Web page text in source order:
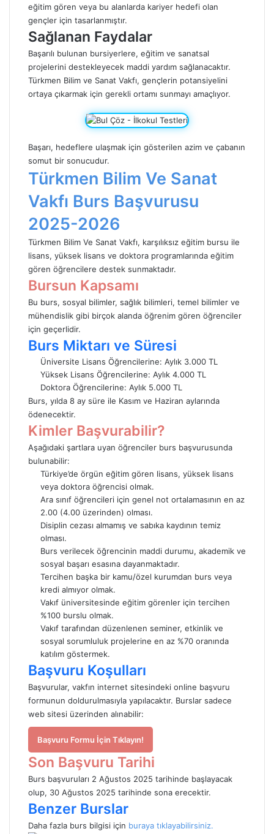
eğitim gören veya bu alanlarda kariyer hedefi olan
gençler için tasarlanmıştır.
Sağlanan Faydalar
Başarılı bulunan bursiyerlere, eğitim ve sanatsal
projelerini destekleyecek maddi yardım sağlanacaktır.
Türkmen Bilim ve Sanat Vakfı, gençlerin potansiyelini
ortaya çıkarmak için gerekli ortamı sunmayı amaçlıyor.
Başarı, hedeflere ulaşmak için gösterilen azim ve çabanın
somut bir sonucudur.
Türkmen Bilim Ve Sanat
Vakfı Burs Başvurusu
2025-2026
Türkmen Bilim Ve Sanat Vakfı, karşılıksız eğitim bursu ile
lisans, yüksek lisans ve doktora programlarında eğitim
gören öğrencilere destek sunmaktadır.
Bursun Kapsamı
Bu burs, sosyal bilimler, sağlık bilimleri, temel bilimler ve
mühendislik gibi birçok alanda öğrenim gören öğrenciler
için geçerlidir.
Burs Miktarı ve Süresi
Üniversite Lisans Öğrencilerine: Aylık 3.000 TL
Yüksek Lisans Öğrencilerine: Aylık 4.000 TL
Doktora Öğrencilerine: Aylık 5.000 TL
Burs, yılda 8 ay süre ile Kasım ve Haziran aylarında
ödenecektir.
Kimler Başvurabilir?
Aşağıdaki şartlara uyan öğrenciler burs başvurusunda
bulunabilir:
Türkiye’de örgün eğitim gören lisans, yüksek lisans
veya doktora öğrencisi olmak.
Ara sınıf öğrencileri için genel not ortalamasının en az
2.00 (4.00 üzerinden) olması.
Disiplin cezası almamış ve sabıka kaydının temiz
olması.
Burs verilecek öğrencinin maddi durumu, akademik ve
sosyal başarı esasına dayanmaktadır.
Tercihen başka bir kamu/özel kurumdan burs veya
kredi almıyor olmak.
Vakıf üniversitesinde eğitim görenler için tercihen
%100 burslu olmak.
Vakıf tarafından düzenlenen seminer, etkinlik ve
sosyal sorumluluk projelerine en az %70 oranında
katılım göstermek.
Başvuru Koşulları
Başvurular, vakfın internet sitesindeki online başvuru
formunun doldurulmasıyla yapılacaktır. Burslar sadece
web sitesi üzerinden alınabilir:
Başvuru Formu İçin Tıklayın!
Son Başvuru Tarihi
Burs başvuruları 2 Ağustos 2025 tarihinde başlayacak
olup, 30 Ağustos 2025 tarihinde sona erecektir.
Benzer Burslar
Daha fazla burs bilgisi için buraya tıklayabilirsiniz.